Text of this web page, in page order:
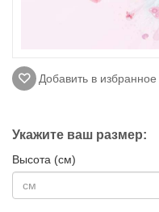
Добавить в избранное
Укажите ваш размер:
Высота (см)